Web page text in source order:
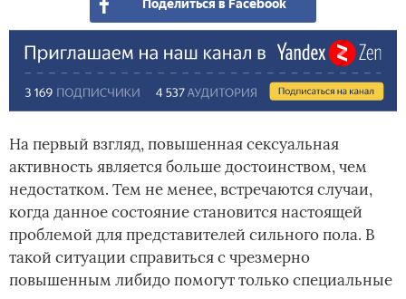
Поделиться в Facebook
На первый взгляд, повышенная сексуальная
активность является больше достоинством, чем
недостатком. Тем не менее, встречаются случаи,
когда данное состояние становится настоящей
проблемой для представителей сильного пола. В
такой ситуации справиться с чрезмерно
повышенным либидо помогут только специальные